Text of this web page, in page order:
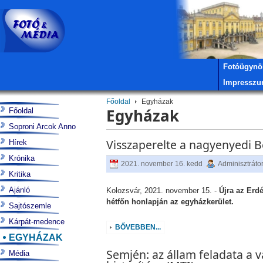
Főoldal Egyházak
Egyházak
Visszaperelte a nagyenyedi
2021. november 16. kedd
Kolozsvár, 2021. november 15. -Újra az
hétfőn honlapján az egyházkerület.
BŐVEBBEN...
Semjén: az állam feladata a
Főoldal
Soproni Arcok Anno
Hírek
Krónika
Kritika
Ajánló
Sajtószemle
Kárpát-medence
EGYHÁZAK
Média